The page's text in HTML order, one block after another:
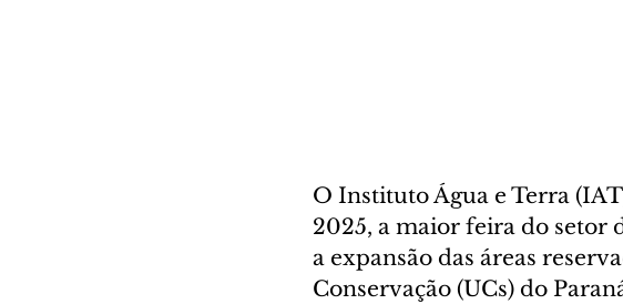
O Instituto Água e Terra
2025, a maior feira do setor
a expansão das áreas
Conservação (UCs) do